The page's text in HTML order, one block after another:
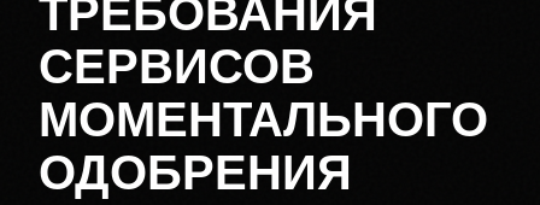
ТРЕБОВАНИЯ
СЕРВИСОВ
МОМЕНТАЛЬНОГО
ОДОБРЕНИЯ